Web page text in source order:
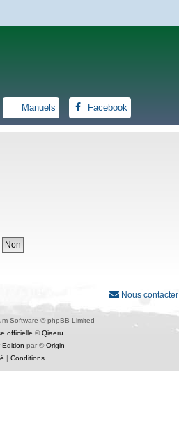
Manuels Facebook
Nous contacter
Software © phpBB Limited
officielle ©Qiaeru
Edition par ©Origin
| Conditions